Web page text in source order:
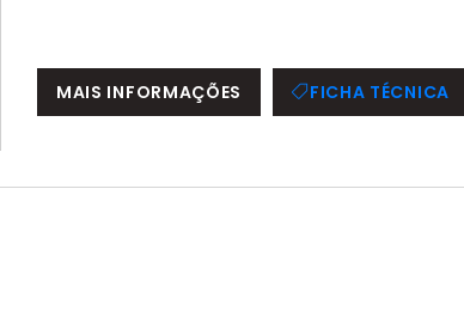
MAIS INFORMAÇÕES FICHA TÉCNICA